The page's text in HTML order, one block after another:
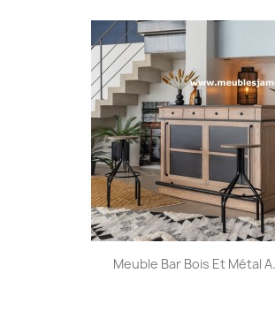
Meuble Bar Bois Et Métal